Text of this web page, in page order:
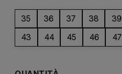
35 36 37 38 39
43
44 45 46 47